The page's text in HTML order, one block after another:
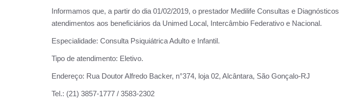
Informamos que, a partir do dia 01/02/2019, o prestador Medilife Consultas e Diagnósticos
atendimentos aos beneficiários da Unimed Local, Intercâmbio Federativo e Nacional.
Especialidade: Consulta Psiquiátrica Adulto e Infantil.
Tipo de atendimento: Eletivo.
Endereço: Rua Doutor Alfredo Backer, n°374, loja 02, Alcântara, São Gonçalo-RJ
Tel.: (21) 3857-1777 / 3583-2302